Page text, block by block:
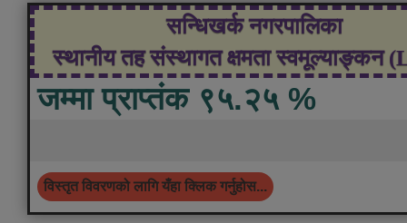
सन्धिखर्क नगरपालिका
स्थानीय तह संस्थागत क्षमता स्वमूल्याङ्कन
जम्मा प्राप्तंक ९५.२५ %
विस्तृत विवरणको लागि यँहा क्लिक गर्नुहोस...